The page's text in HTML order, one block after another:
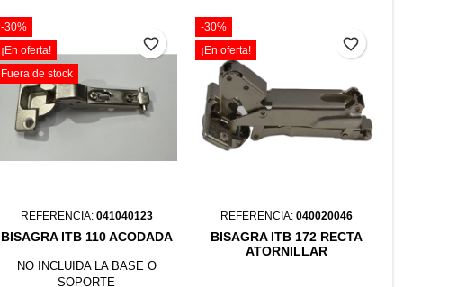
-30%
¡En oferta!
Fuera de stock
REFERENCIA: 041040123
BISAGRA ITB 110 ACODADA
NO INCLUIDA LA BASE O
SOPORTE
favorite_border
-30%
¡En oferta!
REFERENCIA: 040020046
BISAGRA ITB 172 RECTA
ATORNILLAR
favorite_border